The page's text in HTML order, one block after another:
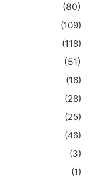
(80)
(109)
(118)
(51)
(16)
(28)
(25)
(46)
(3)
(1)